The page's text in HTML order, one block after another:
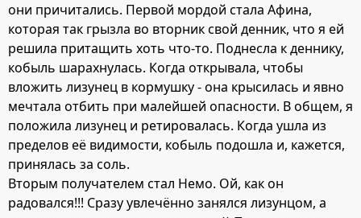
они причитались. Первой мордой стала Афина,
которая так грызла во вторник свой денник, что я ей
решила притащить хоть что-то. Поднесла к деннику,
кобыль шарахнулась. Когда открывала, чтобы
вложить лизунец в кормушку - она крысилась и явно
мечтала отбить при малейшей опасности. В общем, я
положила лизунец и ретировалась. Когда ушла из
пределов её видимости, кобыль подошла и, кажется,
принялась за соль.
Вторым получателем стал Немо. Ой, как он
радовался!!! Сразу увлечённо занялся лизунцом, а